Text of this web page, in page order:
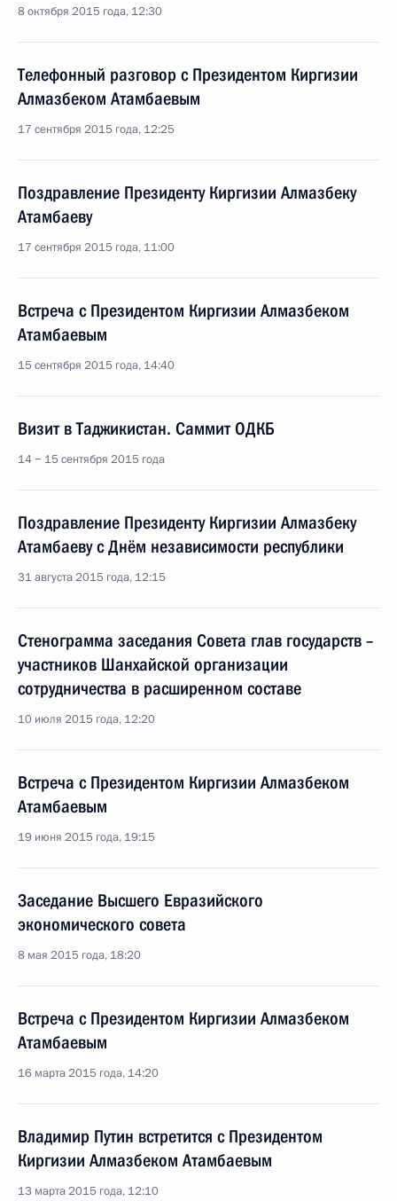
8 октября 2015 года, 12:30
Телефонный разговор с Президентом Киргизии
Алмазбеком Атамбаевым
17 сентября 2015 года, 12:25
Поздравление Президенту Киргизии Алмазбеку
Атамбаеву
17 сентября 2015 года, 11:00
Встреча с Президентом Киргизии Алмазбеком
Атамбаевым
15 сентября 2015 года, 14:40
Визит в Таджикистан. Саммит ОДКБ
14 − 15 сентября 2015 года
Поздравление Президенту Киргизии Алмазбеку
Атамбаеву с Днём независимости республики
31 августа 2015 года, 12:15
Стенограмма заседания Совета глав государств –
участников Шанхайской организации
сотрудничества в расширенном составе
10 июля 2015 года, 12:20
Встреча с Президентом Киргизии Алмазбеком
Атамбаевым
19 июня 2015 года, 19:15
Заседание Высшего Евразийского
экономического совета
8 мая 2015 года, 18:20
Встреча с Президентом Киргизии Алмазбеком
Атамбаевым
16 марта 2015 года, 14:20
Владимир Путин встретится с Президентом
Киргизии Алмазбеком Атамбаевым
13 марта 2015 года, 12:10